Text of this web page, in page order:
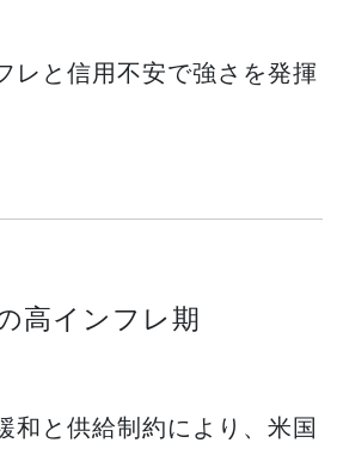
レと信用不安で強さを発揮
高インフレ期
和と供給制約により、米国